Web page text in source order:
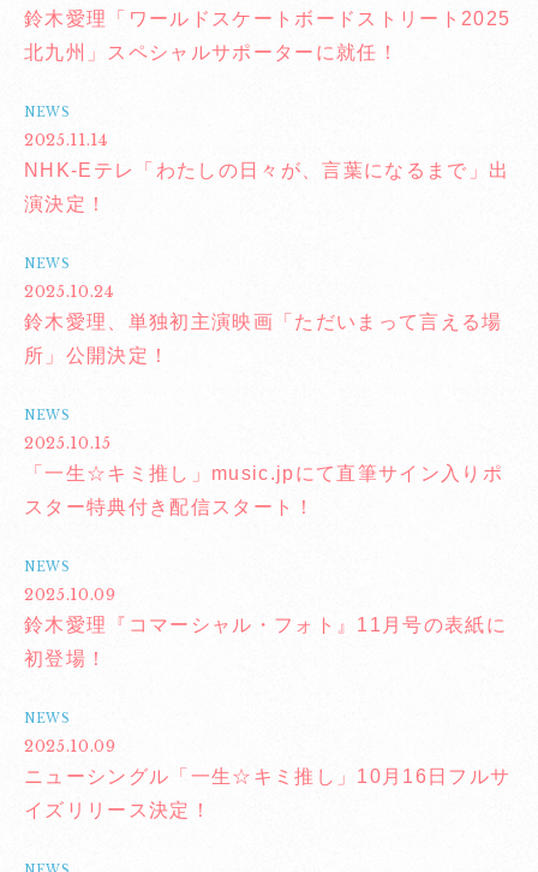
鈴木愛理「ワールドスケートボードストリート2025
北九州」スペシャルサポーターに就任！
NEWS
2025.11.14
NHK-Eテレ「わたしの日々が、言葉になるまで」出
演決定！
NEWS
2025.10.24
鈴木愛理、単独初主演映画「ただいまって言える場
所」公開決定！
NEWS
2025.10.15
「一生☆キミ推し」music.jpにて直筆サイン入りポ
スター特典付き配信スタート！
NEWS
2025.10.09
鈴木愛理『コマーシャル・フォト』11月号の表紙に
初登場！
NEWS
2025.10.09
ニューシングル「一生☆キミ推し」10月16日フルサ
イズリリース決定！